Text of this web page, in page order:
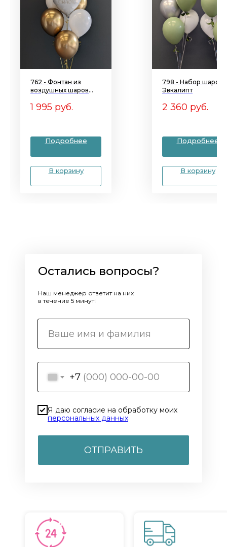
762 - Фонтан из
воздушных шаров
1 995 руб.
Подробнее
В корзину
798 - Набор шаров
Эвкалипт
2 360 руб.
Подробнее
В корзину
+7
Я даю согласие на обработку моих
персональных данных
ОТПРАВИТЬ
Остались вопросы?
Наш менеджер ответит на них
в течение 5 минут!